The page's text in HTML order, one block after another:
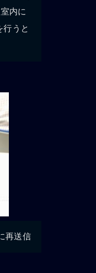
内に
行うと
再送信